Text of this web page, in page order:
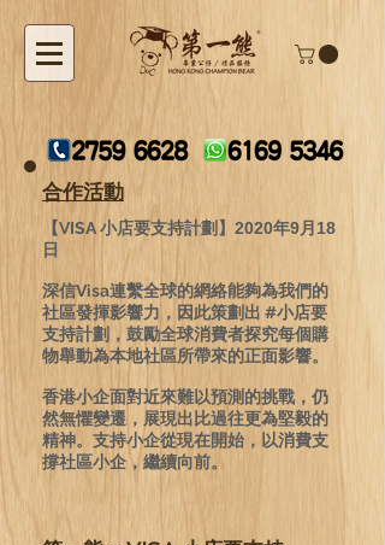
合作活動
【VISA 小店要支持計劃】 2020年9月 18
日
深信Visa連繫全球的網絡能夠為我們的
社區發揮影響力，因此策劃出 #小店要
支持計劃，鼓勵全球消費者探究每個購
物舉動為本地社區所帶來的正面影響。
香港小企面對近來難以預測的挑戰，仍
然無懼變遷，展現出比過往更為堅毅的
精神。支持小企從現在開始，以消費支
撐社區小企，繼續向前。